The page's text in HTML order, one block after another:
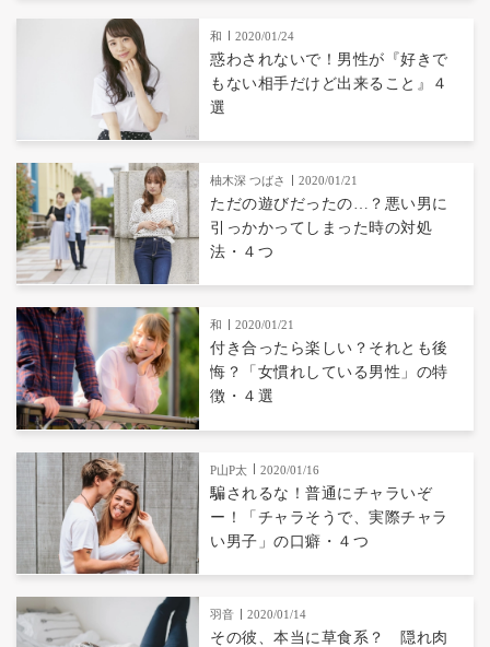
和 2020/01/24
惑わされないで！男性が『好きで
もない相手だけど出来ること』４
選
柚木深 つばさ 2020/01/21
ただの遊びだったの…？悪い男に
引っかかってしまった時の対処
法・４つ
和 2020/01/21
付き合ったら楽しい？それとも後
悔？「女慣れしている男性」の特
徴・４選
P山P太 2020/01/16
騙されるな！普通にチャラいぞ
ー！「チャラそうで、実際チャラ
い男子」の口癖・４つ
羽音 2020/01/14
その彼、本当に草食系？ 隠れ肉